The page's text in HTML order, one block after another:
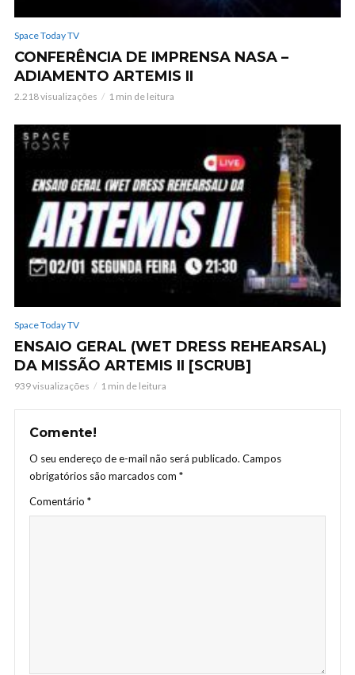
Space Today TV
CONFERÊNCIA DE IMPRENSA NASA –
ADIAMENTO ARTEMIS II
2.218 visualizações 1 min de leitura
Space Today TV
ENSAIO GERAL (WET DRESS REHEARSAL)
DA MISSÃO ARTEMIS II [SCRUB]
939 visualizações 1 min de leitura
Comente!
O seu endereço de e-mail não será publicado. Campos
obrigatórios são marcados com *
Comentário *